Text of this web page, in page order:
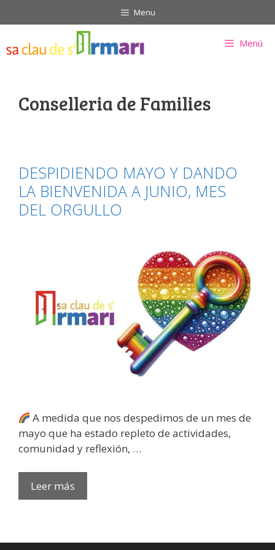
al
Menu
Menú
Conselleria de Families
DESPIDIENDO MAYO Y DANDO
LA BIENVENIDA A JUNIO, MES
DEL ORGULLO
A medida que nos despedimos de un mes de
mayo que ha estado repleto de actividades,
comunidad y reflexión, …
Leer más
MAYO
LA